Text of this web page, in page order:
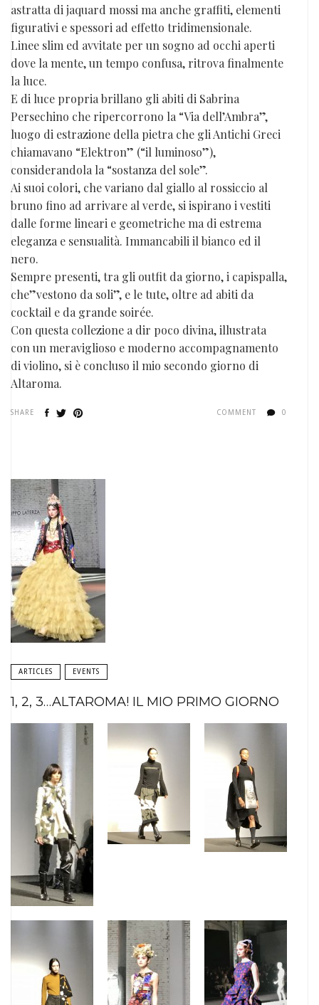
astratta di jaquard mossi ma anche graffiti, elementi
figurativi e spessori ad effetto tridimensionale.
Linee slim ed avvitate per un sogno ad occhi aperti
dove la mente, un tempo confusa, ritrova finalmente
la luce.
E di luce propria brillano gli abiti di Sabrina
Persechino che ripercorrono la “Via dell’Ambra”,
luogo di estrazione della pietra che gli Antichi Greci
chiamavano “Elektron” (“il luminoso”),
considerandola la “sostanza del sole”.
Ai suoi colori, che variano dal giallo al rossiccio al
bruno fino ad arrivare al verde, si ispirano i vestiti
dalle forme lineari e geometriche ma di estrema
eleganza e sensualità. Immancabili il bianco ed il
nero.
Sempre presenti, tra gli outfit da giorno, i capispalla,
che”vestono da soli”, e le tute, oltre ad abiti da
cocktail e da grande soirée.
Con questa collezione a dir poco divina, illustrata
con un meraviglioso e moderno accompagnamento
di violino, si è concluso il mio secondo giorno di
Altaroma.
SHARE COMMENT 0
ARTICLES EVENTS
1, 2, 3…ALTAROMA! IL MIO PRIMO GIORNO